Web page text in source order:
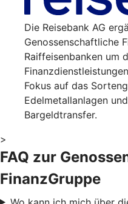
Die Reisebank AG
Genossenschaftliche
Raiffeisenbanken um
Fokus auf das
Edelmetallanlagen
Bargeldtransfer.
>
FAQ zur
FinanzGruppe